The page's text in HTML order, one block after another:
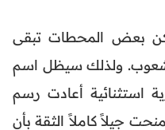
لكن بعض المحطات تبقى
ولذلك سيظل اسم
استثنائية أعادت رسم
جيلاً كاملاً الثقة بأن